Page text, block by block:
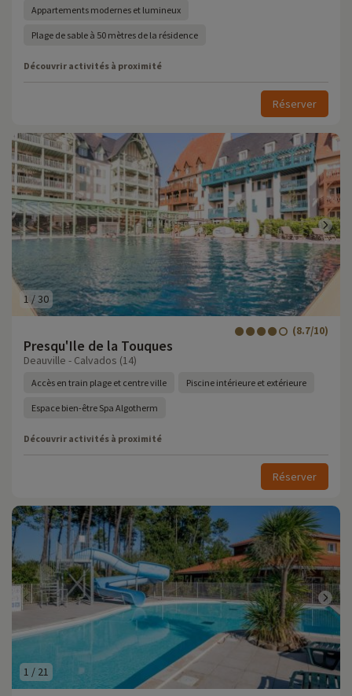
Appartements modernes et lumineux
Plage de sable à 50 mètres de la résidence
Découvrir activités à proximité
Réserver
1 /30
Presqu'Ile de la Touques
(8.7/10)
Deauville - Calvados (14)
Accès en train plage et centre ville Piscine intérieure et extérieure
Espace bien-être Spa Algotherm
Découvrir activités à proximité
Réserver
1 / 21